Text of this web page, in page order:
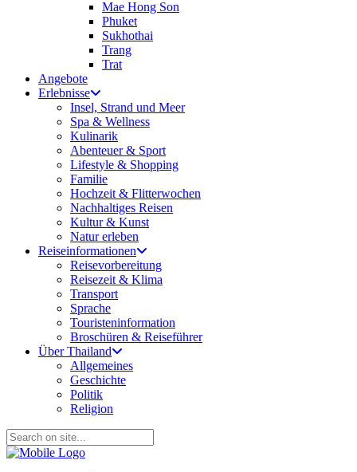
Mae Hong Son
Phuket
Sukhothai
Trang
Trat
Angebote
Erlebnisse
Insel, Strand und Meer
Spa & Wellness
Kulinarik
Abenteuer & Sport
Lifestyle & Shopping
Familie
Hochzeit & Flitterwochen
Nachhaltiges Reisen
Kultur & Kunst
Natur erleben
Reiseinformationen
Reisevorbereitung
Reisezeit & Klima
Transport
Sprache
Touristeninformation
Broschüren & Reiseführer
Über Thailand
Allgemeines
Geschichte
Politik
Religion